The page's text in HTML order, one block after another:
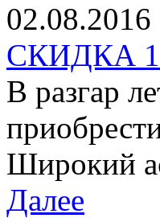
02.08.2016
СКИДКА
В разгар
Широкий
Далее